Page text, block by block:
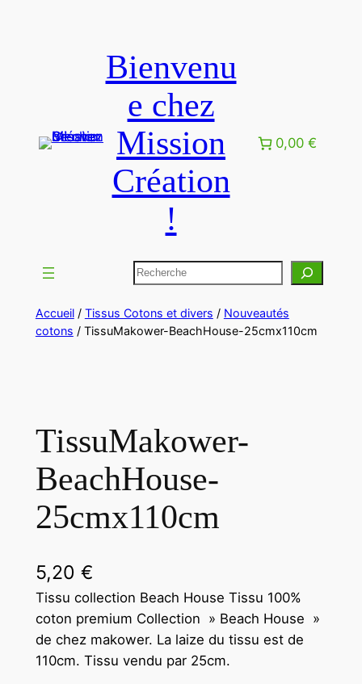
Bienvenu
e chez
Mission
Création
!
0,00 €
Accueil/ Tissus Cotons et divers / Nouveautés
cotons / TissuMakower-BeachHouse-25cmx110cm
TissuMakower-
BeachHouse-
25cmx110cm
5,20 €
Tissu collection Beach House Tissu 100%
coton premium Collection » Beach House »
de chez makower. La laize du tissu est de
110cm. Tissu vendu par 25cm.